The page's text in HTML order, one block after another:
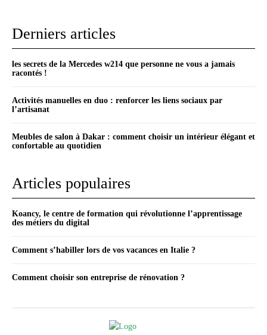
Derniers articles
les secrets de la Mercedes w214 que personne ne vous a jamais
racontés !
Activités manuelles en duo : renforcer les liens sociaux par
l’artisanat
Meubles de salon à Dakar : comment choisir un intérieur élégant et
confortable au quotidien
Articles populaires
Koancy, le centre de formation qui révolutionne l’apprentissage
des métiers du digital
Comment s’habiller lors de vos vacances en Italie ?
Comment choisir son entreprise de rénovation ?